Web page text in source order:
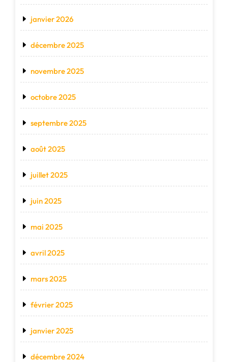
janvier 2026
décembre 2025
novembre 2025
octobre 2025
septembre 2025
août 2025
juillet 2025
juin 2025
mai 2025
avril 2025
mars 2025
février 2025
janvier 2025
décembre 2024